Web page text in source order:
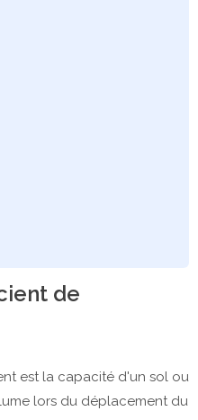
de
est la capacité d'un sol ou
lors du déplacement du